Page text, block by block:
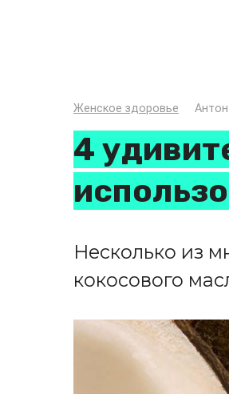
Женское здоровье
4
Несколько из
кокосового